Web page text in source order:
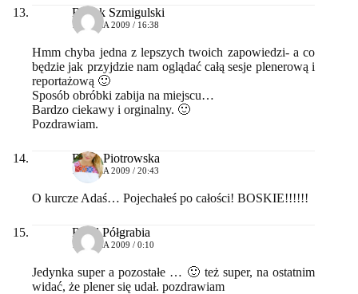
Bartek Szmigulski
16 LIPCA 2009 / 16:38
Hmm chyba jedna z lepszych twoich zapowiedzi- a co
będzie jak przyjdzie nam oglądać całą sesje plenerową i
reportażową 🙂
Sposób obróbki zabija na miejscu…
Bardzo ciekawy i orginalny. 🙂
Pozdrawiam.
Basia Piotrowska
16 LIPCA 2009 / 20:43
O kurcze Adaś… Pojechałeś po całości! BOSKIE!!!!!!
Rafał Półgrabia
17 LIPCA 2009 / 0:10
Jedynka super a pozostałe … 🙂 też super, na ostatnim
widać, że plener się udał. pozdrawiam